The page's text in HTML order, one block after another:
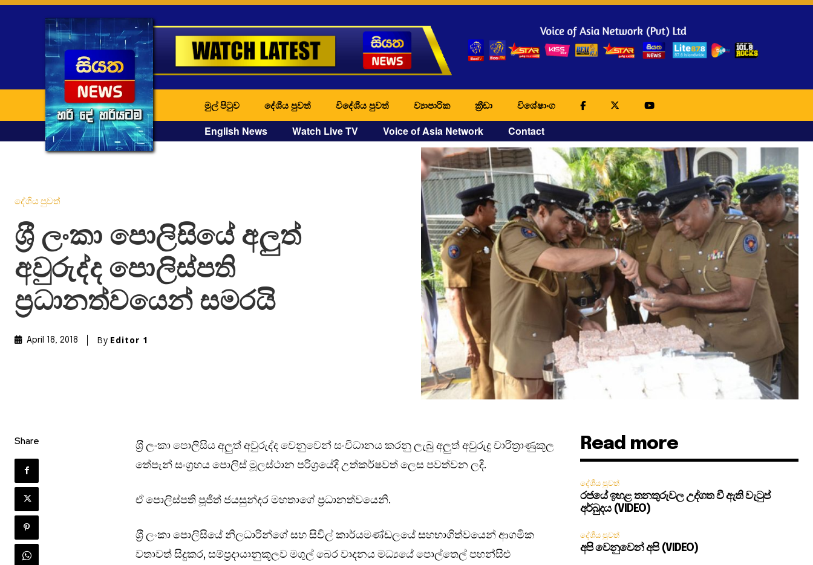
මුල් පිටුව දේශීය පුවත් විදේශීය පුවත් ව්‍යාපාරික ක්‍රීඩා විශේෂාංග
English News Watch Live TV Voice of Asia Network Contact
දේශීය පුවත්
ශ‍්‍රී ලංකා පොලිසියේ අලුත්
අවුරුද්ද පොලිස්පති
ප්‍රධානත්වයෙන් සමරයි
April 18, 2018 By Editor 1
Share
ශ‍්‍රී ලංකා පොලිසිය අලුත් අවුරුද්ද වෙනුවෙන් සංවිධානය කරනු ලැබු අලුත් අවුරුදු චාරිත්‍රාණුකූල
තේපැන් සංග්‍රහය පොලිස් මූලස්ථාන පරිශ්‍රයේදි උත්කර්ෂවත් ලෙස පවත්වන ලදි.
ඒ පොලිස්පති පූජිත් ජයසුන්දර මහතාගේ ප්‍රධානත්වයෙනි.
ශ‍්‍රී ලංකා පොලිසියේ නිලධාරින්ගේ සහ සිවිල් කාර්යමණ්ඩලයේ සහභාගිත්වයෙන් ආගමික
වතාවත් සිදුකර, සම්ප්‍රදායානුකූලව මගුල් බෙර වාදනය මධ්‍යයේ පොල්තෙල් පහන්සිළු
Read more
දේශීය පුවත්
රජයේ ඉහළ තනතුරුවල උද්ගත වී ඇති වැටුප්
අර්බුදය (VIDEO)
දේශීය පුවත්
අපි වෙනුවෙන් අපි (VIDEO)